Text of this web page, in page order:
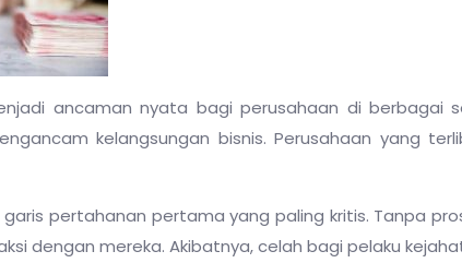
ancaman nyata bagi perusahaan di berbagai
kelangsungan bisnis. Perusahaan yang
pertahanan pertama yang paling kritis. Tanpa
dengan mereka. Akibatnya, celah bagi pelaku